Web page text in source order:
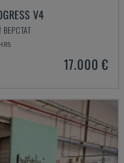
V4
17.000 €